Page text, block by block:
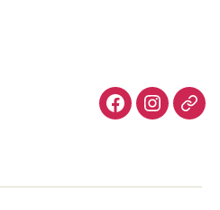
Facebook